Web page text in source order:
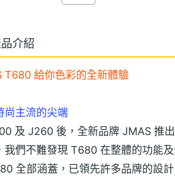
介紹
T680 給你色彩的全新體驗
尚主流的尖端
及 J260 後，全新品牌 JMAS 推
我們不難發現 T680 在整體的功能
全部涵蓋，已領先許多品牌的設計